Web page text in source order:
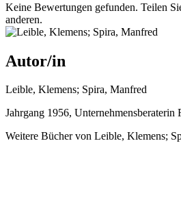
Keine Bewertungen gefunden. Teilen
anderen.
Autor/in
Leible, Klemens; Spira, Manfred
Jahrgang 1956,
Weitere Bücher von Leible, Klemens;